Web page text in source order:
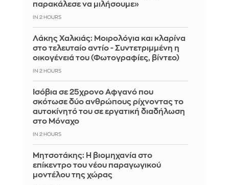
παρακάλεσε να μιλήσουμε»
IN 2 HOURS
Λάκης Χαλκιάς: Mοιρολόγια και κλαρίνα
στο τελευταίο αντίο - Συντετριμμένη η
οικογένειά του (Φωτογραφίες, βίντεο)
IN 2 HOURS
Ισόβια σε 25χρονο Αφγανό που
σκότωσε δύο ανθρώπους ρίχνοντας το
αυτοκίνητό του σε εργατική διαδήλωση
στο Μόναχο
IN 2 HOURS
Μητσοτάκης: Η βιομηχανία στο
επίκεντρο του νέου παραγωγικού
μοντέλου της χώρας